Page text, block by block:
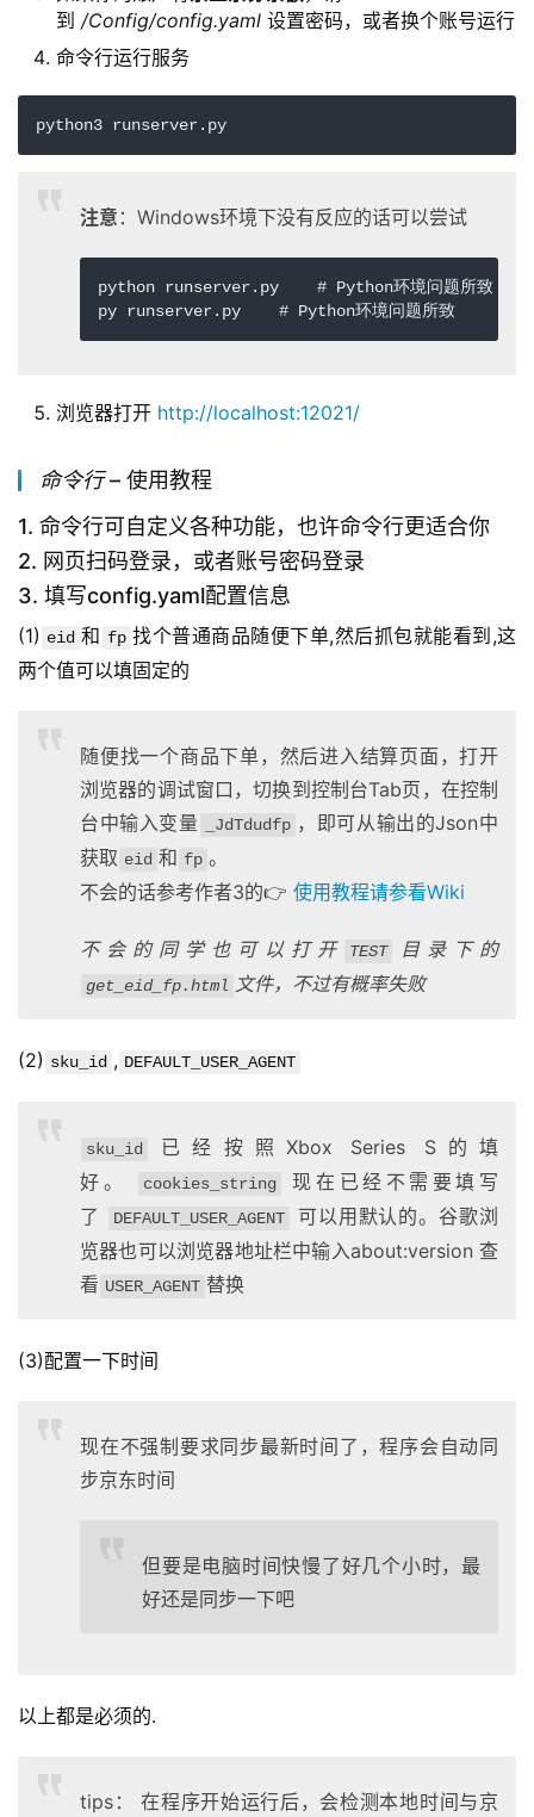
到 /Config/config.yaml 设置密码，或者换个账号运行
命令行运行服务
python3 runserver.py
注意 ：Windows环境下没有反应的话可以尝试
python runserver.py # Python环境问题所致
py runserver.py # Python环境问题所致
浏览器打开 http://localhost:12021/
命令行– 使用教程
1. 命令行可自定义各种功能，也许命令行更适合你
2. 网页扫码登录，或者账号密码登录
3. 填写config.yaml配置信息
(1) eid 和 fp 找个普通商品随便下单,然后抓包就能看到,这
两个值可以填固定的
随便找一个商品下单，然后进入结算页面，打开
浏览器的调试窗口，切换到控制台Tab页，在控制
台中输入变量
_JdTdudfp ，即可从输出的Json中
获取 eid 和 fp 。
不会的话参考作者3的👉 使用教程请参看Wiki
不会的同学也可以打开 TEST 目录下的
get_eid_fp.html 文件，不过有概率失败
(2) sku_id , DEFAULT_USER_AGENT
sku_id
已经按照Xbox Series S的填
好。
cookies_string
现在已经不需要填写
了
DEFAULT_USER_AGENT
可以用默认的。谷歌浏
览器也可以浏览器地址栏中输入about:version 查
看 USER_AGENT 替换
(3)配置一下时间
现在不强制要求同步最新时间了，程序会自动同
步京东时间
但要是电脑时间快慢了好几个小时，最
好还是同步一下吧
以上都是必须的.
tips： 在程序开始运行后，会检测本地时间与京